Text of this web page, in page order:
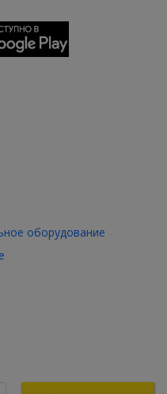
оборудование